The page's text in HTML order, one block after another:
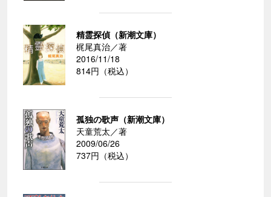
精霊探偵（新潮文庫）
梶尾真治／著
2016/11/18
814円（税込）
孤独の歌声（新潮文庫）
天童荒太／著
2009/06/26
737円（税込）